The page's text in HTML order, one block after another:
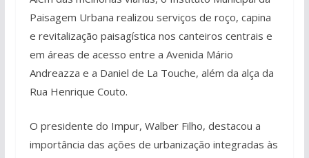
Paisagem Urbana realizou serviços de roço, capina
e revitalização paisagística nos canteiros centrais e
em áreas de acesso entre a Avenida Mário
Andreazza e a Daniel de La Touche, além da alça da
Rua Henrique Couto.
O presidente do Impur, Walber Filho, destacou a
importância das ações de urbanização integradas às